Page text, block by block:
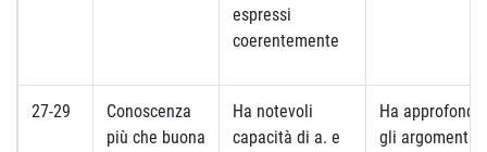
espressi
coerentemente
27-29
Conoscenza
più che buona
Ha notevoli
capacità di a. e
Ha
gli argomenti